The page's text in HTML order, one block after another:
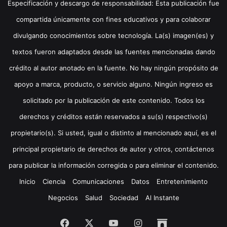
Especificación y descargo de responsabilidad: Esta publicación fue
compartida únicamente con fines educativos y para colaborar
divulgando conocimientos sobre tecnología. La(s) imagen(es) y
textos fueron adaptados desde las fuentes mencionadas dando
crédito al autor anotado en la fuente. No hay ningún propósito de
apoyo a marca, producto, o servicio alguno. Ningún ingreso es
solicitado por la publicación de este contenido. Todos los
derechos y créditos están reservados a su(s) respectivo(s)
propietario(s). Si usted, igual o distinto al mencionado aquí, es el
principal propietario de derechos de autor y otros, contáctenos
para publicar la información corregida o para eliminar el contenido.
Inicio
Ciencia Comunicaciones Datos
Entretenimiento
Negocios
Salud Sociedad Al Instante
Facebook YouTubeInstagramArchive